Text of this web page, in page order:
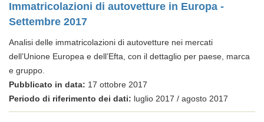
Immatricolazioni di autovetture in Europa -
Settembre 2017
Analisi delle immatricolazioni di autovetture nei mercati
dell’Unione Europea e dell’Efta, con il dettaglio per paese, marca
e gruppo.
Pubblicato in data: 17 ottobre 2017
Periodo di riferimento dei dati: luglio 2017 / agosto 2017